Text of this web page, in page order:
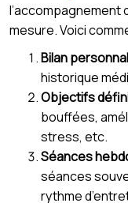
l’accompagnement
mesure. Voici
Bilan
historique
Objectifs
bouffées,
stress, etc.
Séances
séances
rythme